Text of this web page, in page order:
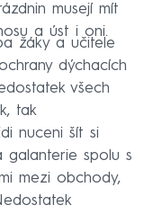
musejí mít
a úst i oni.
žáky a učitele
dýchacích
všech
tak
nuceni šít si
galanterie spolu s
mezi obchody,